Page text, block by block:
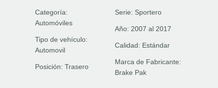
Categoría:
Automóviles
Tipo de vehículo:
Automovil
Posición: Trasero
Serie: Sportero
Año: 2007 al 2017
Calidad: Estándar
Marca de Fabricante:
Brake Pak